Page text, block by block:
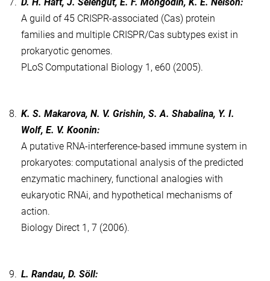
A guild of 45 CRISPR-associated (Cas) protein
families and multiple CRISPR/Cas subtypes exist in
prokaryotic genomes.
PLoS Computational Biology 1, e60 (2005).
8. K. S. Makarova, N. V. Grishin, S. A. Shabalina, Y. I.
Wolf, E. V. Koonin:
A putative RNA-interference-based immune system in
prokaryotes: computational analysis of the predicted
enzymatic machinery, functional analogies with
eukaryotic RNAi, and hypothetical mechanisms of
action.
Biology Direct 1, 7 (2006).
9. L. Randau, D. Söll: